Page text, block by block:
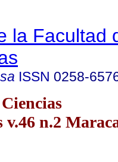
la Facultad
ISSN 0258-
v.46 n.2